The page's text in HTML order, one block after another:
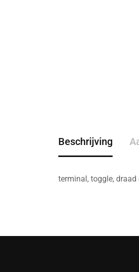
Beschrijving
terminal, toggle,